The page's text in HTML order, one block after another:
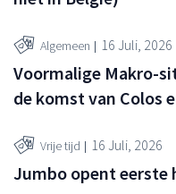
Algemeen 16 Juli, 2026
Voormalige Makro-
de komst van Colos
Vrije tijd 16 Juli, 2026
Jumbo opent eerste